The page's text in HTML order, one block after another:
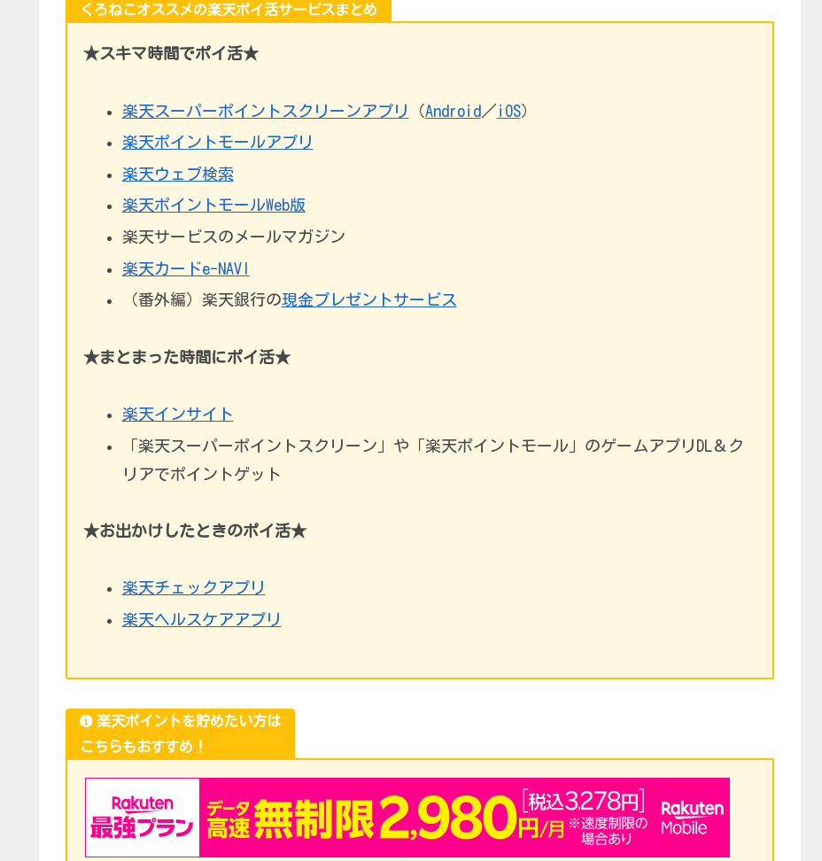
くろねこオススメの楽天ポイ活サービスまとめ
★スキマ時間でポイ活★
楽天スーパーポイントスクリーンアプリ （Android／ iOS）
楽天ポイントモールアプリ
楽天ウェブ検索
楽天ポイントモールWeb版
楽天サービスのメールマガジン
楽天カードe-NAVI
（番外編）楽天銀行の現金プレゼントサービス
★まとまった時間にポイ活★
楽天インサイト
「楽天スーパーポイントスクリーン」や「楽天ポイントモール」のゲームアプリDL＆ク
リアでポイントゲット
★お出かけしたときのポイ活★
楽天チェックアプリ
楽天ヘルスケアアプリ
楽天ポイントを貯めたい方は
こちらもおすすめ！